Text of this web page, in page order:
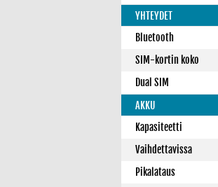
YHTEYDET
Bluetooth
SIM-kortin koko
Dual SIM
AKKU
Kapasiteetti
Vaihdettavissa
Pikalataus